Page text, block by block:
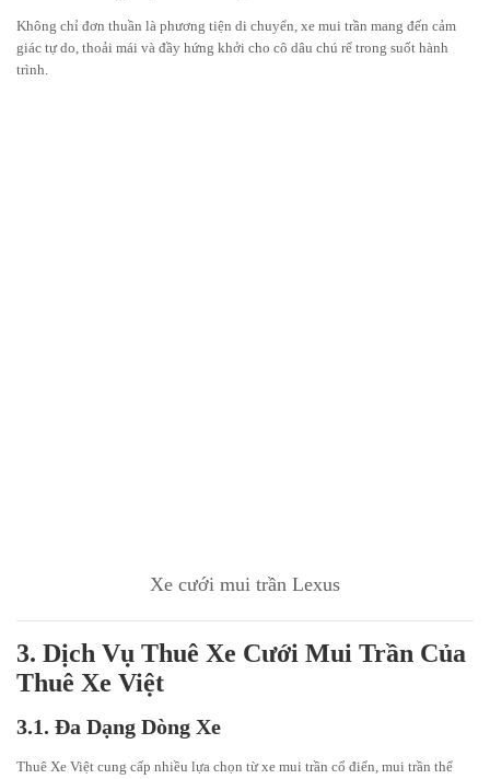
Không chỉ đơn thuần là phương tiện di chuyển, xe mui trần mang đến cảm
giác tự do, thoải mái và đầy hứng khởi cho cô dâu chú rể trong suốt hành
trình.
Xe cưới mui trần Lexus
3. Dịch Vụ Thuê Xe Cưới Mui Trần Của
Thuê Xe Việt
3.1. Đa Dạng Dòng Xe
Thuê Xe Việt cung cấp nhiều lựa chọn từ xe mui trần cổ điển, mui trần thể